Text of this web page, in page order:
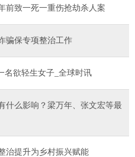
前致一死一重伤抢劫杀人案
骗保专项整治工作
名欲轻生女子_全球时讯
什么影响？梁万年、张文宏等最
治提升为乡村振兴赋能